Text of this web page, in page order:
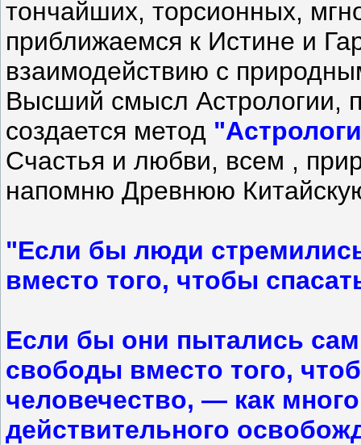
тончайших, торсионных,
приближаемся к Истине и
взаимодействию с
Высший смысл Астрологии,
создается метод
Счастья и любви, всем ,
напомню Древнюю
"Если бы люди
вместо того, чтобы
Если бы они пытались
свободы вместо того,
человечество, — как
действительного